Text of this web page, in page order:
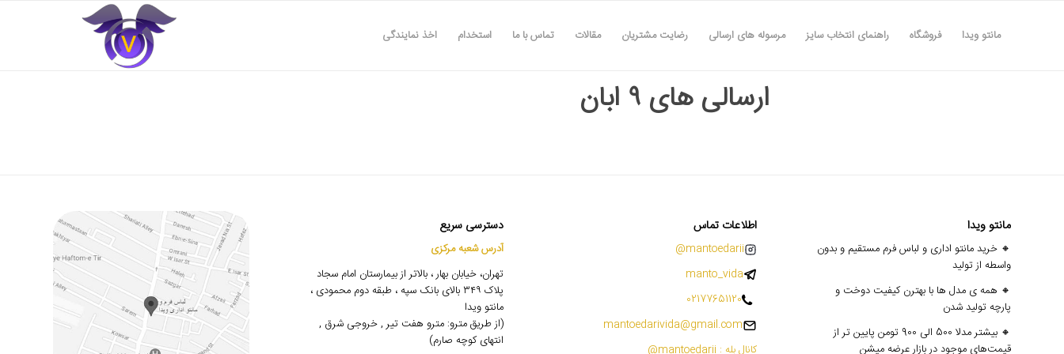
مانتو ویدا فروشگاه راهنمای انتخاب سایز مرسوله های ارسالی رضایت مشتریان مقالات تماس با ما استخدام اخذ نمایندگی
ارسالی های ۹ ابان
مانتو ویدا
🔸 خرید مانتو اداری و لباس فرم مستقیم و بدون
واسطه از تولید
🔸 همه ی مدل ها با بهترن کیفیت دوخت و
پارچه تولید شدن
🔸 بیشتر مدلا 500 الی 900 تومن پایین تر از
قیمت‌های موجود در بازار عرضه میشن
اطلاعات تماس
mantoedarii@
manto_vida
02177651120
mantoedarivida@gmail.com
کانال بله : mantoedarii@
دسترسی سریع
آدرس شعبه مرکزی
تهران، خیابان بهار ، بالاتر از بیمارستان امام سجاد
پلاک ۳۴۹ بالای بانک سپه ، طبقه دوم محمودی ،
مانتو ویدا
(از طریق مترو: مترو هفت تیر , خروجی شرق ,
انتهای کوچه صارم)